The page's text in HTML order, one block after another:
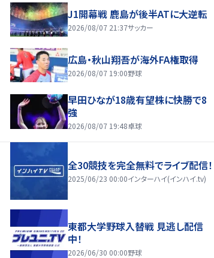
J1開幕戦 鹿島が後半ATに大逆転
2026/08/07 21:37サッカー
広島・秋山翔吾が海外FA権取得
2026/08/07 19:00野球
早田ひなが18歳有望株に快勝で8
強
2026/08/07 19:48卓球
全30競技を完全無料でライブ配信！
2025/06/23 00:00インターハイ(インハイ.tv)
東都大学野球入替戦 見逃し配信
中！
2026/06/30 00:00野球